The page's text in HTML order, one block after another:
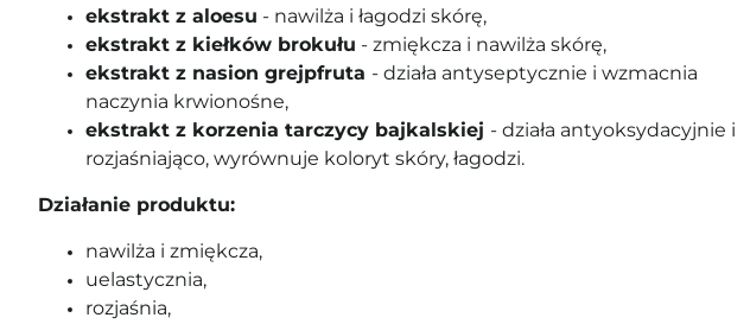
ekstrakt z aloesu - nawilża i łagodzi skórę,
ekstrakt z kiełków brokułu - zmiękcza i nawilża skórę,
ekstrakt z nasion grejpfruta - działa antyseptycznie i wzmacnia
naczynia krwionośne,
ekstrakt z korzenia tarczycy bajkalskiej - działa antyoksydacyjnie i
rozjaśniająco, wyrównuje koloryt skóry, łagodzi.
Działanie produktu:
nawilża i zmiękcza,
uelastycznia,
rozjaśnia,